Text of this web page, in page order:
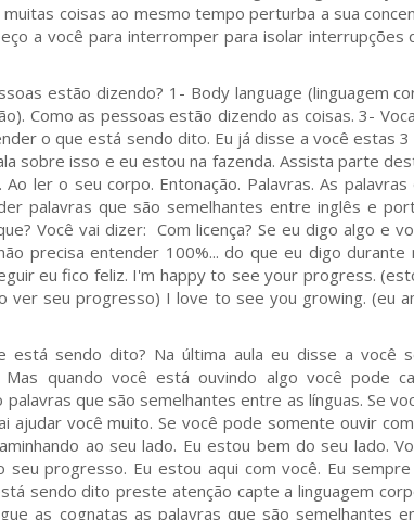
coisas ao mesmo tempo perturba a sua
a você para interromper para isolar interrupções
estão dizendo? 1- Body language (linguagem
Como as pessoas estão dizendo as coisas. 3-
o que está sendo dito. Eu já disse a você estas 3
sobre isso e eu estou na fazenda. Assista parte
ler o seu corpo. Entonação. Palavras. As palavras
palavras que são semelhantes entre inglês e
Você vai dizer: Com licença? Se eu digo algo e
precisa entender 100%... do que eu digo durante
eu fico feliz. I'm happy to see your progress.
seu progresso) I love to see you growing. (eu
sendo dito? Na última aula eu disse a você
quando você está ouvindo algo você pode
que são semelhantes entre as línguas. Se
você muito. Se você pode somente ouvir
ao seu lado. Eu estou bem do seu lado.
progresso. Eu estou aqui com você. Eu
sendo dito preste atenção capte a linguagem
as cognatas as palavras que são semelhantes